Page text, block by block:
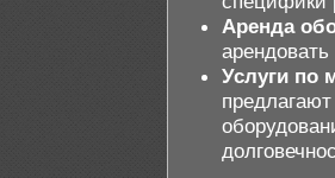
Аренда
Услуги по